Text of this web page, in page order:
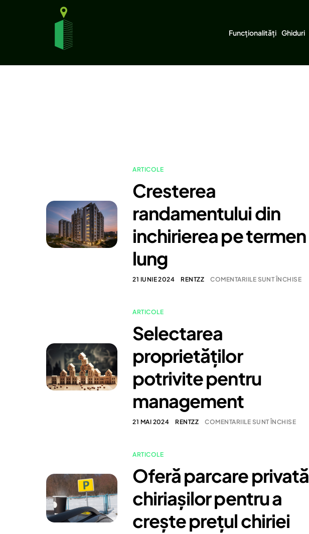
Funcționalități Ghiduri
ARTICOLE
Cresterea
randamentului din
inchirierea pe termen
lung
21 IUNIE 2024 RENTZZ COMENTARIILE SUNT ÎNCHISE
ARTICOLE
Selectarea
proprietăților
potrivite pentru
management
21 MAI 2024 RENTZZ COMENTARIILE SUNT ÎNCHISE
ARTICOLE
Oferă parcare privată
chiriașilor pentru a
crește prețul chiriei